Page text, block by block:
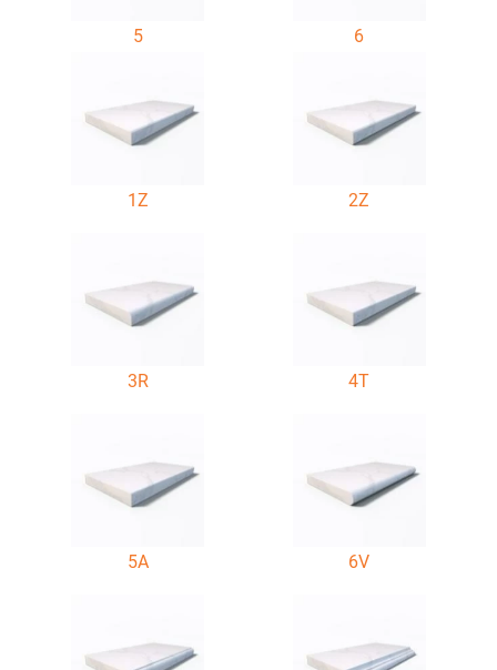
5 6
1Z 2Z
3R 4T
5A 6V